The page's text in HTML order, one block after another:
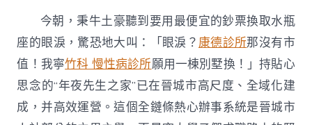
先
生
之
家”
讓
“熱
心”
有
今朝，秉牛土豪聽到要用最便宜的鈔票換取水瓶
座的眼淚，驚恐地大叫：「眼淚？康德診所那沒有市
值！我寧竹科 慢性病診所願用一棟別墅換！」持貼心
思念的“年夜先生之家”已在晉城市高尺度、全域化建
成，并高效運營。這個全鏈條熱心辦事系統是晉城市